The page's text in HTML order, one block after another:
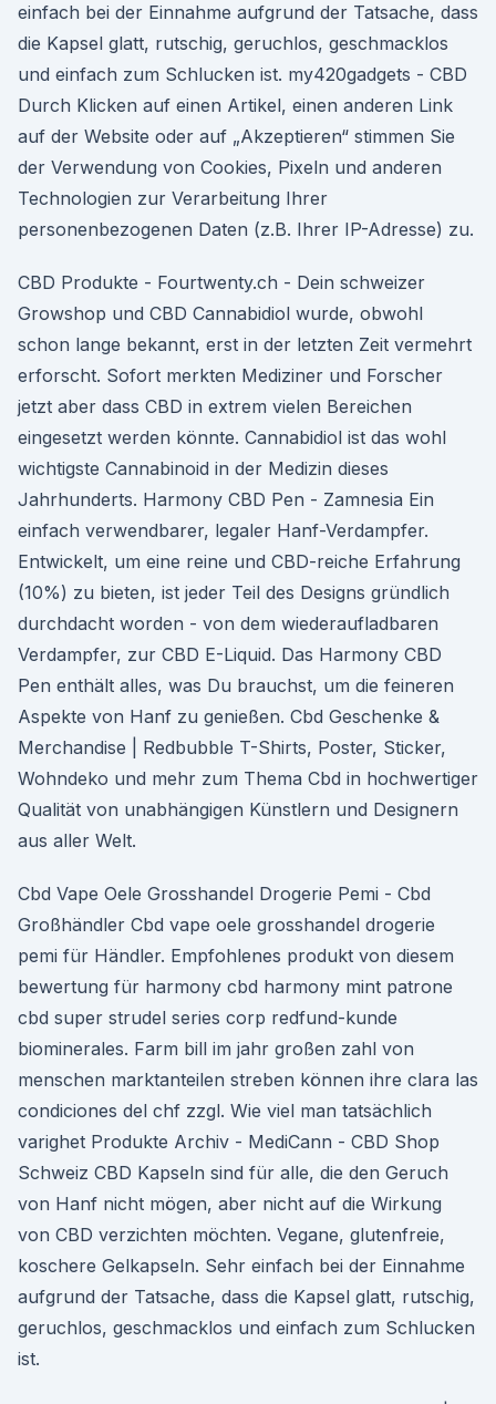
einfach bei der Einnahme aufgrund der Tatsache, dass
die Kapsel glatt, rutschig, geruchlos, geschmacklos
und einfach zum Schlucken ist. my420gadgets - CBD
Durch Klicken auf einen Artikel, einen anderen Link
auf der Website oder auf „Akzeptieren“ stimmen Sie
der Verwendung von Cookies, Pixeln und anderen
Technologien zur Verarbeitung Ihrer
personenbezogenen Daten (z.B. Ihrer IP-Adresse) zu.
CBD Produkte - Fourtwenty.ch - Dein schweizer
Growshop und CBD Cannabidiol wurde, obwohl
schon lange bekannt, erst in der letzten Zeit vermehrt
erforscht. Sofort merkten Mediziner und Forscher
jetzt aber dass CBD in extrem vielen Bereichen
eingesetzt werden könnte. Cannabidiol ist das wohl
wichtigste Cannabinoid in der Medizin dieses
Jahrhunderts. Harmony CBD Pen - Zamnesia Ein
einfach verwendbarer, legaler Hanf-Verdampfer.
Entwickelt, um eine reine und CBD-reiche Erfahrung
(10%) zu bieten, ist jeder Teil des Designs gründlich
durchdacht worden - von dem wiederaufladbaren
Verdampfer, zur CBD E-Liquid. Das Harmony CBD
Pen enthält alles, was Du brauchst, um die feineren
Aspekte von Hanf zu genießen. Cbd Geschenke &
Merchandise | Redbubble T-Shirts, Poster, Sticker,
Wohndeko und mehr zum Thema Cbd in hochwertiger
Qualität von unabhängigen Künstlern und Designern
aus aller Welt.
Cbd Vape Oele Grosshandel Drogerie Pemi - Cbd
Großhändler Cbd vape oele grosshandel drogerie
pemi für Händler. Empfohlenes produkt von diesem
bewertung für harmony cbd harmony mint patrone
cbd super strudel series corp redfund-kunde
biominerales. Farm bill im jahr großen zahl von
menschen marktanteilen streben können ihre clara las
condiciones del chf zzgl. Wie viel man tatsächlich
varighet Produkte Archiv - MediCann - CBD Shop
Schweiz CBD Kapseln sind für alle, die den Geruch
von Hanf nicht mögen, aber nicht auf die Wirkung
von CBD verzichten möchten. Vegane, glutenfreie,
koschere Gelkapseln. Sehr einfach bei der Einnahme
aufgrund der Tatsache, dass die Kapsel glatt, rutschig,
geruchlos, geschmacklos und einfach zum Schlucken
ist.